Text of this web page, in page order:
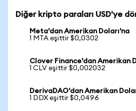
Diğer kripto paraları USD'ye
Meta'dan Amerikan Doları'na
1 MTA eşittir $0,0302
Clover Finance'dan Amerikan
1 CLV eşittir $0,002032
DerivaDAO'dan Amerikan
1 DDX eşittir $0,0496